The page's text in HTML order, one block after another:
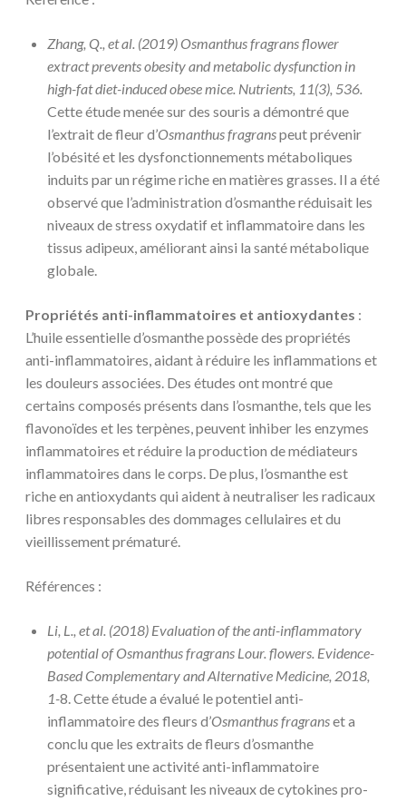
Zhang, Q., et al. (2019) Osmanthus fragrans flower
extract prevents obesity and metabolic dysfunction in
high-fat diet-induced obese mice. Nutrients, 11(3), 536.
Cette étude menée sur des souris a démontré que
l’extrait de fleur d’Osmanthus fragranspeut prévenir
l’obésité et les dysfonctionnements métaboliques
induits par un régime riche en matières grasses. Il a été
observé que l’administration d’osmanthe réduisait les
niveaux de stress oxydatif et inflammatoire dans les
tissus adipeux, améliorant ainsi la santé métabolique
globale.
Propriétés anti-inflammatoires et antioxydantes :
L’huile essentielle d’osmanthe possède des propriétés
anti-inflammatoires, aidant à réduire les inflammations et
les douleurs associées. Des études ont montré que
certains composés présents dans l’osmanthe, tels que les
flavonoïdes et les terpènes, peuvent inhiber les enzymes
inflammatoires et réduire la production de médiateurs
inflammatoires dans le corps. De plus, l’osmanthe est
riche en antioxydants qui aident à neutraliser les radicaux
libres responsables des dommages cellulaires et du
vieillissement prématuré.
Références :
Li, L., et al. (2018) Evaluation of the anti-inflammatory
potential of Osmanthus fragrans Lour. flowers. Evidence-
Based Complementary and Alternative Medicine, 2018,
1-8. Cette étude a évalué le potentiel anti-
inflammatoire des fleurs d’Osmanthus fragranset a
conclu que les extraits de fleurs d’osmanthe
présentaient une activité anti-inflammatoire
significative, réduisant les niveaux de cytokines pro-